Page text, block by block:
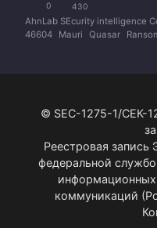
0 430
AhnLab SEcurity intelligence
46604
Mauri Quasar
© SEC-1275-1/СЕК-
Реестровая
федеральной
коммуникаций